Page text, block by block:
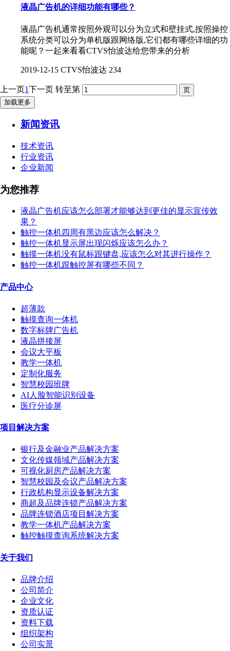
液晶广告机的详细功能有哪些？
液晶广告机通常按照外观可以分为立式和壁挂式,按照操控
系统分类可以分为单机版跟网络版,它们都有哪些详细的功
能呢？一起来看看CTVS怡波达给您带来的分析
2019-12-15 CTVS怡波达 234
上一页1下一页 转至第
加载更多
新闻资讯
技术资讯
行业资讯
企业新闻
为您推荐
液晶广告机应该怎么部署才能够达到更佳的显示宣传效
果？
触控一体机四周有黑边应该怎么解决？
触控一体机显示屏出现闪烁应该怎么办？
触摸一体机没有鼠标跟键盘,应该怎么对其进行操作？
触控一体机跟触控屏有哪些不同？
产品中心
超薄款
触摸查询一体机
数字标牌广告机
液晶拼接屏
会议大平板
教学一体机
定制化服务
智慧校园班牌
AI人脸智能识别设备
医疗分诊屏
项目解决方案
银行及金融业产品解决方案
文化传媒领域产品解决方案
可视化厨房产品解决方案
智慧校园及会议产品解决方案
行政机构显示设备解决方案
商超及品牌连锁产品解决方案
品牌连锁酒店项目解决方案
教学一体机产品解决方案
触控触摸查询系统解决方案
关于我们
品牌介绍
公司简介
企业文化
资质认证
资料下载
组织架构
公司实景